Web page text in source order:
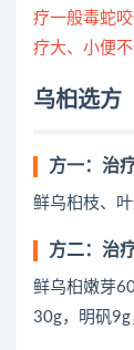
疗一般毒蛇
疗大、小便
乌桕选方
方一：治
鲜乌桕枝、
方二：治
鲜乌桕嫩芽
30g，明矾9g